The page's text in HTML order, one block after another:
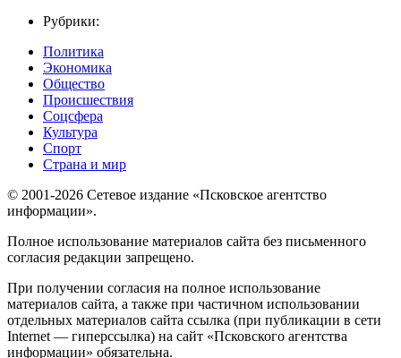
Рубрики:
Политика
Экономика
Общество
Происшествия
Соцсфера
Культура
Спорт
Страна и мир
© 2001-2026 Сетевое издание «Псковское агентство
информации».
Полное использование материалов сайта без письменного
согласия редакции запрещено.
При получении согласия на полное использование
материалов сайта, а также при частичном использовании
отдельных материалов сайта ссылка (при публикации в сети
Internet — гиперссылка) на сайт «Псковского агентства
информации» обязательна.